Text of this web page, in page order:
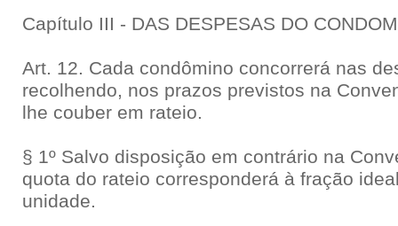
Capítulo III - DAS DESPESAS DO
Art. 12. Cada condômino concorrerá nas
recolhendo, nos prazos previstos na
lhe couber em rateio.
§ 1º Salvo disposição em contrário na
quota do rateio corresponderá à fração
unidade.